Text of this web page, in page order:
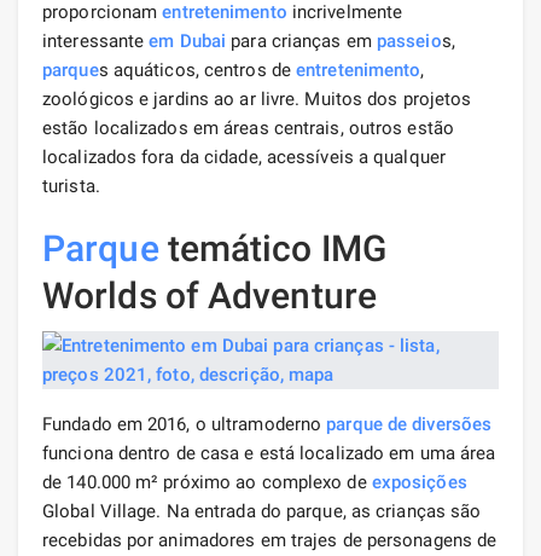
proporcionamentretenimento incrivelmente
interessanteem Dubai para crianças em passeios,
parques aquáticos, centros deentretenimento,
zoológicos e jardins ao ar livre. Muitos dos projetos
estão localizados em áreas centrais, outros estão
localizados fora da cidade, acessíveis a qualquer
turista.
Parquetemático IMG
Worlds of Adventure
Fundado em 2016, o ultramoderno parque de diversões
funciona dentro de casa e está localizado em uma área
de 140.000 m² próximo ao complexo de exposições
Global Village. Na entrada do parque, as crianças são
recebidas por animadores em trajes de personagens de